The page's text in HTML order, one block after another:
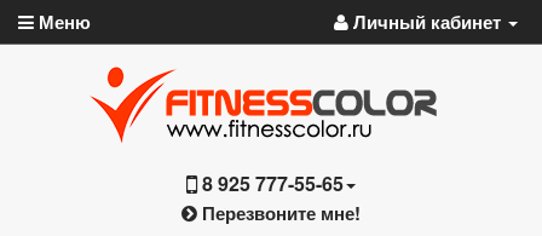
Меню Личный кабинет
8 925 777-55-65
Перезвоните мне!